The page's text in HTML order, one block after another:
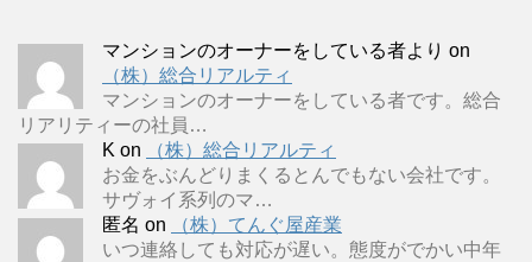
マンションのオーナーをしている者より on
（株）総合リアルティ
マンションのオーナーをしている者です。総合
リアリティーの社員…
K on
（株）総合リアルティ
お金をぶんどりまくるとんでもない会社です。
サヴォイ系列のマ…
匿名 on
（株）てんぐ屋産業
いつ連絡しても対応が遅い。態度がでかい中年